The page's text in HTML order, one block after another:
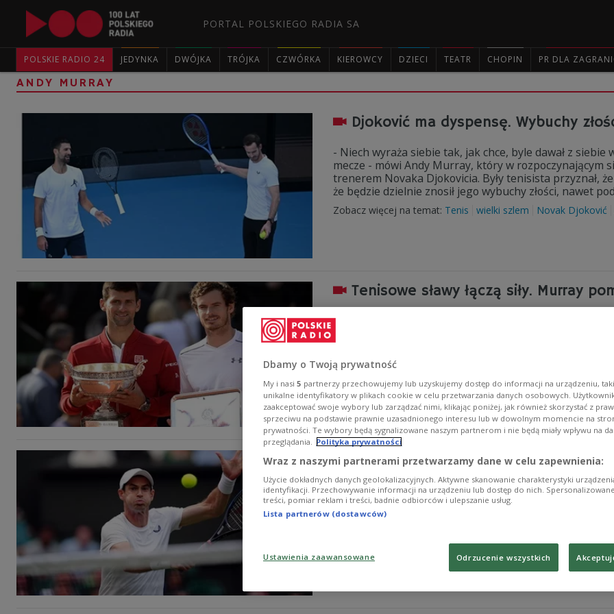
PORTAL POLSKIEGO RADIA SA
POLSKIE RADIO 24 JEDYNKA DWÓJKA TRÓJKA CZWÓRKA KIEROWCY DZIECI TEATR CHOPIN PR DLA
ANDY MURRAY
Djoković ma dyspensę. Wybuchy
- Niech wyraża siebie tak, jak chce, byle dawał z
mecze - mówi Andy Murray, który w rozpoczynającym
trenerem Novaka Djokovicia. Były tenisista przyznał,
że będzie dzielnie znosił jego wybuchy złości, nawet
Zobacz więcej na temat: Tenis wielki szlem Novak Djoković
Tenisowe sławy łączą siły. Murray
Brytyjski tenisista Andy Murray, który w sierpniu
przygotowaniach do pierwszego w nowym roku
trenerem w trakcie zmagań w Melbourne -
Zobacz więcej na temat:
Paryż 2024. Ostatni turniej legendy.
Dwukrotny mistrz olimpijski w singlu Andy Murray
wydarzeniem w jego karierze tenisowej. Szkot zdobył
później w Rio de Janeiro.
Dbamy o Twoją prywatność
My i nasi 5 partnerzy przechowujemy lub uzyskujemy dostęp do informacji na urządzeniu,
unikalne identyfikatory w plikach cookie w celu przetwarzania danych osobowych.
zaakceptować swoje wybory lub zarządzać nimi, klikając poniżej, jak również skorzystać z
sprzeciwu na podstawie prawnie uzasadnionego interesu lub w dowolnym momencie na
prywatności. Te wybory będą sygnalizowane naszym partnerom i nie będą miały wpływu na
przeglądania. Polityka prywatności
Wraz z naszymi partnerami przetwarzamy dane w celu zapewnienia:
Użycie dokładnych danych geolokalizacyjnych. Aktywne skanowanie charakterystyki
identyfikacji. Przechowywanie informacji na urządzeniu lub dostęp do nich.
treści, pomiar reklam i treści, badnie odbiorców i ulepszanie usług.
Lista partnerów (dostawców)
Ustawienia zaawansowane Odrzucenie wszystkich